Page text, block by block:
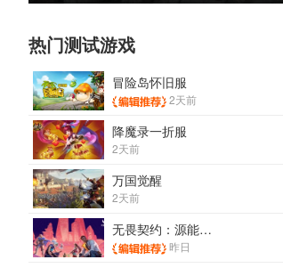
热门测试游戏
冒险岛怀旧服
2天前
降魔录一折服
2天前
万国觉醒
2天前
无畏契约：源能行动
昨日